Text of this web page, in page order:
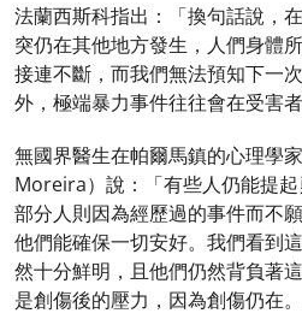
法蘭西斯科指出：「換句話說，
突仍在其他地方發生，人們身體
接連不斷，而我們無法預知下一
外，極端暴力事件往往會在受害
無國界醫生在帕爾馬鎮的心理學
Moreira）說：「有些人仍能提
部分人則因為經歷過的事件而不
他們能確保一切安好。我們看到
然十分鮮明，且他們仍然背負著
是創傷後的壓力，因為創傷仍在。